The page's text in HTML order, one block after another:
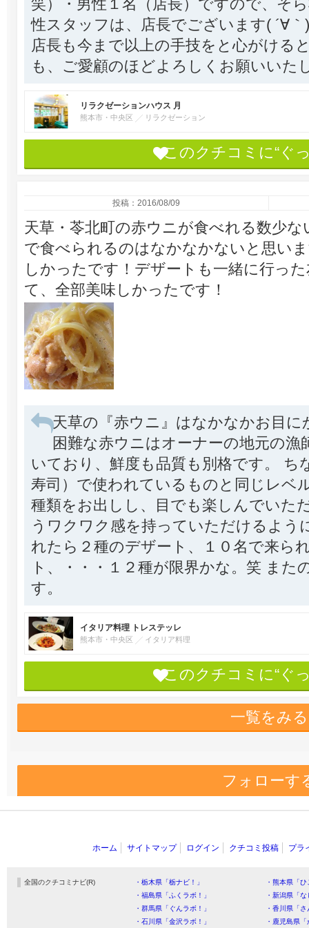
笑）・男性１名（店長）ですので、そ
性スタッフは、店長でございます( ´∀
店長も今まで以上の手技をと心がける
も、ご愛顧のほどよろしくお願いい
リラクゼーションハウス 月
熊本市・中央区 リラクゼーション
このクチコミに“ぐ
投稿：2016/08/09
天草・苓北町の赤ウニが食べれる数少
で食べられるのはなかなかないと思い
しかったです！デザートも一緒に行っ
て、全部美味しかったです！
天草の『赤ウニ』はなかなかお目
困難な赤ウニはオーナーの地元の
いており、鮮度も品質も別格です。 ち
寿司）で使われているものと同じレベ
種類をお出しし、目でも楽しんでいた
うワクワク感を持っていただけるよう
れたら２種のデザート、１０名で来ら
ト、・・・１２種が限界かな。笑 ま
す。
イタリア料理 トレステッレ
熊本市・中央区 イタリア料理
このクチコミに“ぐ
一覧をみる
フォローす
ホーム サイトマップ ログイン クチコミ投稿 プラ
全国のクチコミナビ(R) ・栃木県「栃ナビ！」
・熊本県「
・福島県「ふくラボ！」
・新潟県「
・群馬県「ぐんラボ！」
・香川県「
・石川県「金沢ラボ！」
・鹿児島県